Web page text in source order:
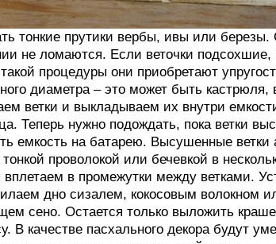
тонкие прутики вербы, ивы или березы.
не ломаются. Если веточки подсохшие,
процедуры они приобретают
диаметра – это может быть кастрюля,
ветки и выкладываем их внутри
Теперь нужно подождать, пока ветки
емкость на батарею. Высушенные
проволокой или бечевкой в
в промежутки между ветками.
дно сизалем, кокосовым волокном
сено. Остается только выложить
В качестве пасхального декора будут